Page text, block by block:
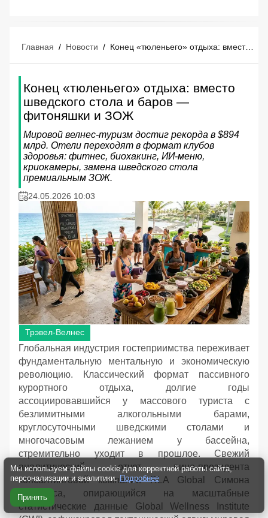
Главная / Новости / Конец «тюленьего» отдыха: вместо шведского стола и баров — фитоняшки и ЗОЖ
Конец «тюленьего» отдыха: вместо
шведского стола и баров —
фитоняшки и ЗОЖ
Мировой велнес-туризм достиг рекорда в $894
млрд. Отели переходят в формат клубов
здоровья: фитнес, биохакинг, ИИ-меню,
криокамеры, замена шведского стола
премиальным ЗОЖ.
24.05.2026 10:03
Трэвел-Велнес
Глобальная индустрия гостеприимства переживает
фундаментальную ментальную и экономическую
революцию. Классический формат пассивного
курортного отдыха, долгие годы
ассоциировавшийся у массового туриста с
безлимитными алкогольными барами,
круглосуточными шведскими столами и
многочасовым лежанием у бассейна,
стремительно уходит в прошлое. Свежий
аналитический отчет вице-президента
консалтинговой компании RLA Global Симона
Сондерса, опирающийся на масштабные
статистические данные Global Wellness Institute
Мы используем файлы cookie для корректной работы сайта,
персонализации и аналитики. Подробнее
Принять